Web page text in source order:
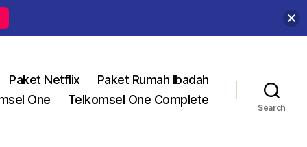
Paket Netflix
Paket Rumah Ibadah
One
Telkomsel One Complete
Search